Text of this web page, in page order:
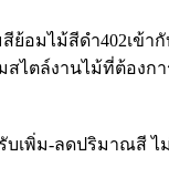
ไม้สีดำ402เข้า
สไตล์งานไม้ที่ต้องกา
บเพิ่ม-ลดปริมาณ